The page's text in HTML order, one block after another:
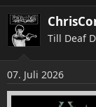
s
t
e
l
e
Till Deaf
07. Juli 2026